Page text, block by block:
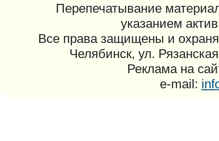
Перепечатывание
указанием
Все права защищены и
Челябинск, ул.
Реклама на
e-mail: